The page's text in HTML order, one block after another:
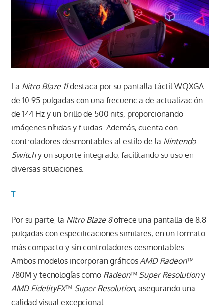
La Nitro Blaze 11destaca por su pantalla táctil WQXGA
de 10.95 pulgadas con una frecuencia de actualización
de 144 Hz y un brillo de 500 nits, proporcionando
imágenes nítidas y fluidas. Además, cuenta con
controladores desmontables al estilo de la Nintendo
Switchy un soporte integrado, facilitando su uso en
diversas situaciones.
T
Por su parte, la Nitro Blaze 8ofrece una pantalla de 8.8
pulgadas con especificaciones similares, en un formato
más compacto y sin controladores desmontables.
Ambos modelos incorporan gráficos AMD Radeon™
780M y tecnologías como Radeon™ Super Resolutiony
AMD FidelityFX™ Super Resolution, asegurando una
calidad visual excepcional.